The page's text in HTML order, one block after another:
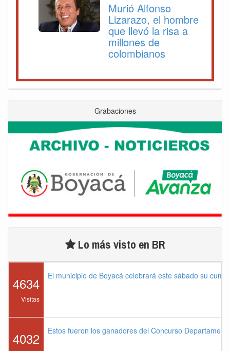
Murió Alfonso
Lizarazo, el hombre
que llevó la risa a
millones de
colombianos
Grabaciones
Lo más visto en BR
4634
Visitas
El municipio de Boyacá celebrará este sábado su
4032 Estos fueron los ganadores del Concurso